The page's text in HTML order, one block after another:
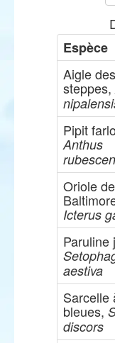
Espèce
Aigle des
steppes,
Pipit
Anthus
Oriole de
Icterus
Paruline
aestiva
Sarcelle
bleues,
discors